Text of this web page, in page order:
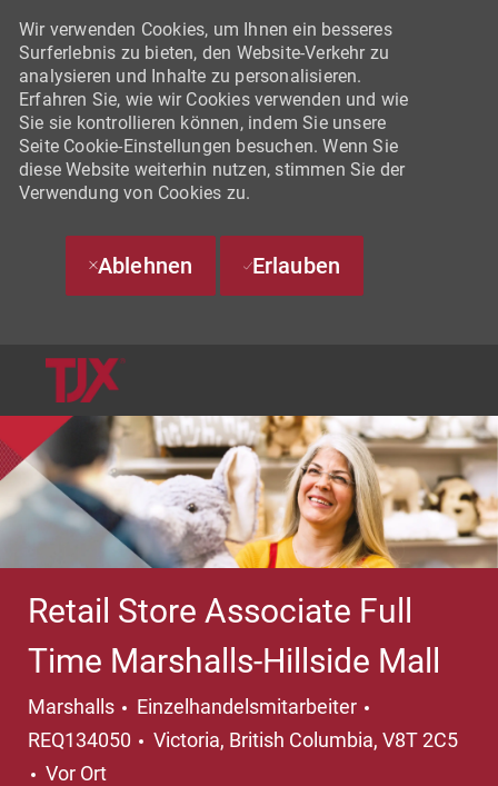
Wir verwenden Cookies, um Ihnen ein besseres
Surferlebnis zu bieten, den Website-Verkehr zu
analysieren und Inhalte zu personalisieren.
Erfahren Sie, wie wir Cookies verwenden und wie
Sie sie kontrollieren können, indem Sie unsere
Seite Cookie-Einstellungen besuchen. Wenn Sie
diese Website weiterhin nutzen, stimmen Sie der
Verwendung von Cookies zu.
Ablehnen Erlauben
Retail Store Associate Full
Time Marshalls-Hillside Mall
Marshalls Kategorie
Einzelhandelsmitarbeiter
REQ134050
Ort
Victoria, British Columbia, V8T 2C5
Vor Ort